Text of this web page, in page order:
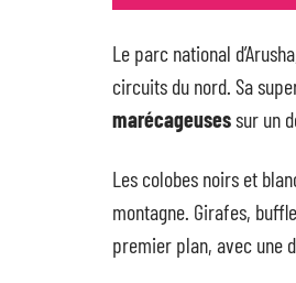
Le parc national
circuits du nord. Sa
marécageusessur un
Les colobes noirs et
montagne. Girafes,
premier plan, avec une